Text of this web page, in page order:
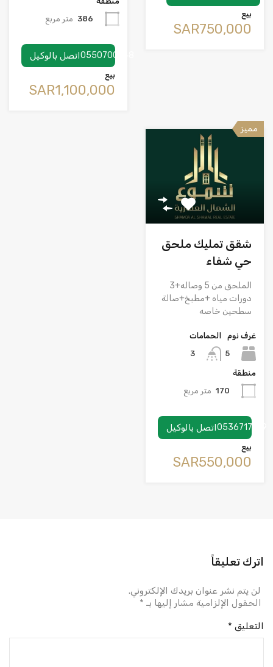
بيع
‪SAR750,000
386 متر مربع
اتصل بالوكيل0550700748
بيع
‪SAR1,100,000
مميز
شقق تمليك ملحق
حي شفاء
الملحق من 5 وصاله+3
دورات مياه +مطبخ+صالة
سطحين خاصه
غرف نوم
5
الحمامات
3
منطقة
170 متر مربع
اتصل بالوكيل0536717199
بيع
‪SAR550,000
اترك تعليقاً
لن يتم نشر عنوان بريدك الإلكتروني.
الحقول الإلزامية مشار إليها بـ *
التعليق *